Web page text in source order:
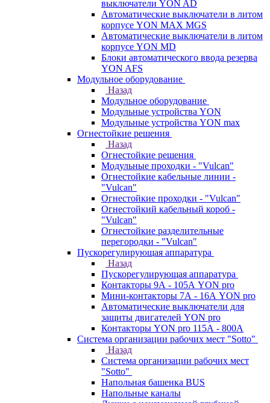
выключатели YON AD
Автоматические выключатели в литом
корпусе YON MAX MGS
Автоматические выключатели в литом
корпусе YON MD
Блоки автоматического ввода резерва
YON AFS
Модульное оборудование
Назад
Модульное оборудование
Модульные устройства YON
Модульные устройства YON max
Огнестойкие решения
Назад
Огнестойкие решения
Модульные проходки - "Vulcan"
Огнестойкие кабельные линии -
"Vulcan"
Огнестойкие проходки - "Vulcan"
Огнестойкий кабельный короб -
"Vulcan"
Огнестойкие разделительные
перегородки - "Vulcan"
Пускорегулирующая аппаратура
Назад
Пускорегулирующая аппаратура
Контакторы 9А - 105А YON pro
Мини-контакторы 7А - 16А YON pro
Автоматические выключатели для
защиты двигателей YON pro
Контакторы YON pro 115А - 800А
Система организации рабочих мест "Sotto"
Назад
Система организации рабочих мест
"Sotto"
Напольная башенка BUS
Напольные каналы